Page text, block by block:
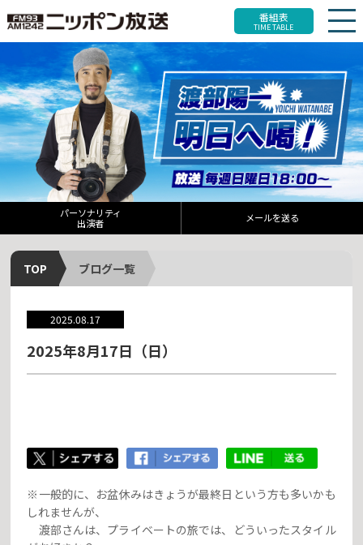
番組表
TIME TABLE
パーソナリティ
出演者
メールを送る
TOP ブログ一覧
2025.08.17
2025年8月17日（日）
※一般的に、お盆休みはきょうが最終日という方も多いかも
しれませんが、
渡部さんは、プライベートの旅では、どういったスタイル